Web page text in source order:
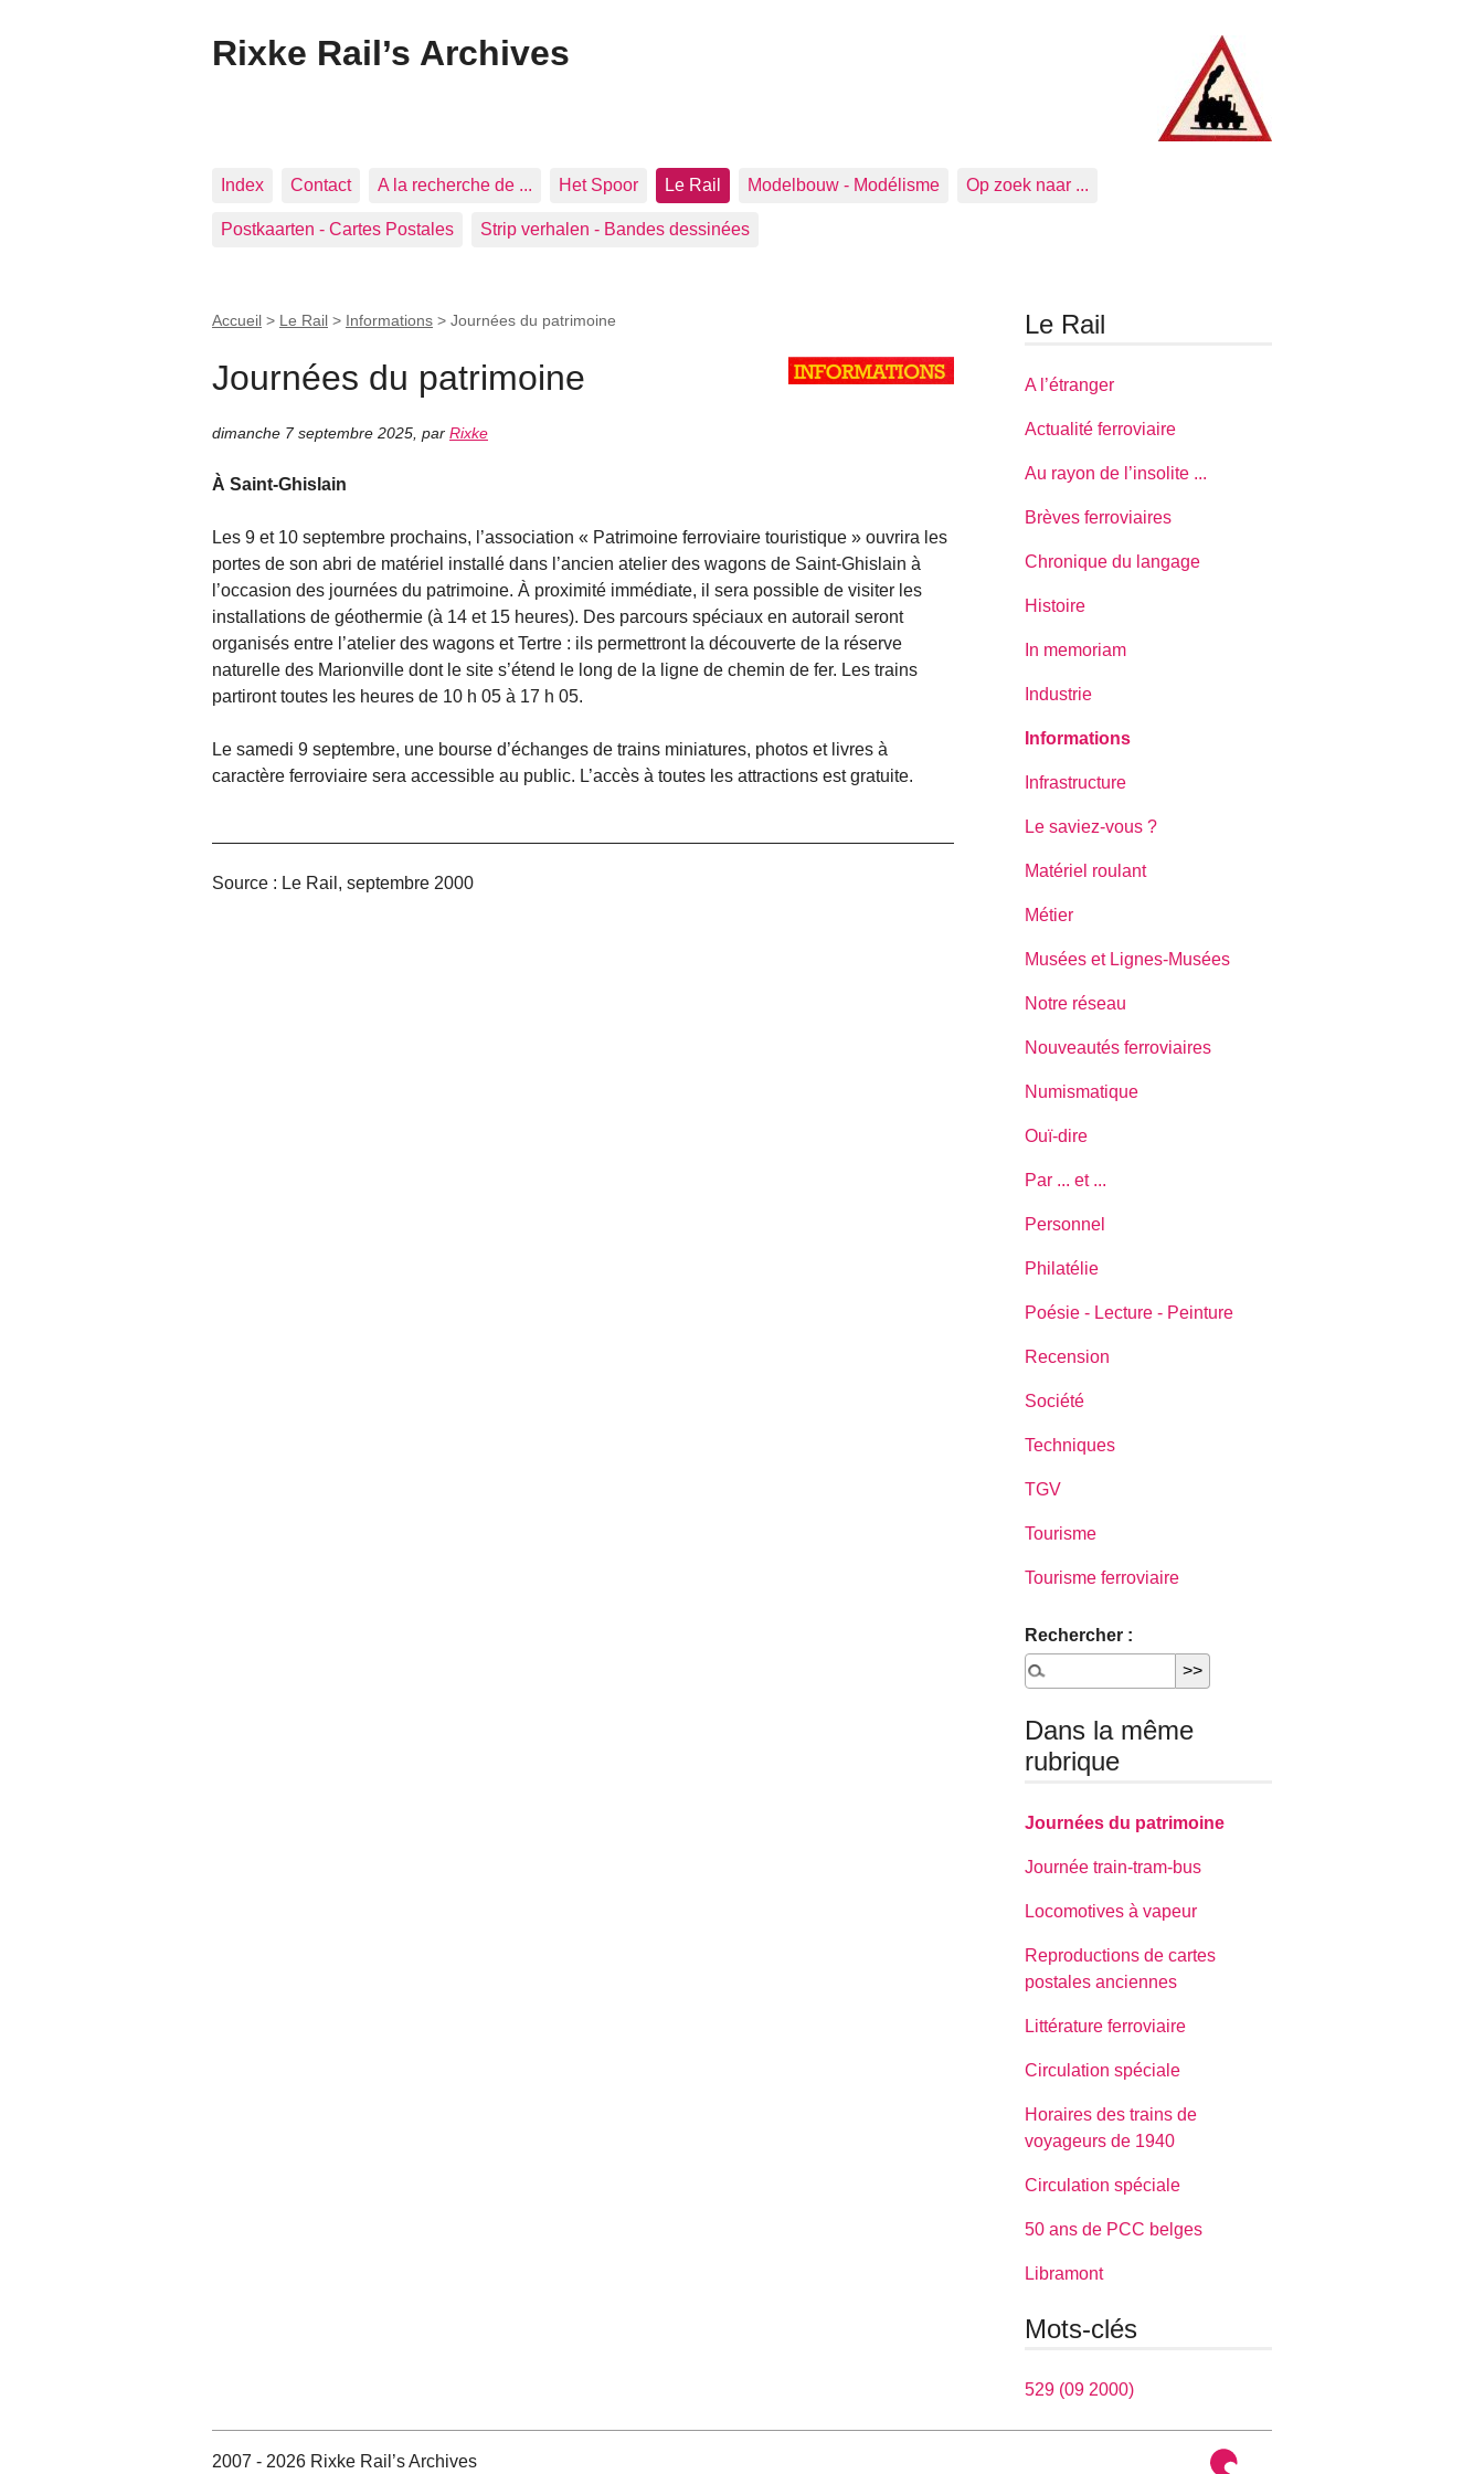
Rixke Rail’s Archives
Index Contact A la recherche de ... Het Spoor Le Rail Modelbouw - Modélisme Op zoek naar ...
Postkaarten - Cartes Postales Strip verhalen - Bandes dessinées
Accueil > Le Rail > Informations > Journées du patrimoine
Journées du patrimoine
dimanche 7 septembre 2025 par Rixke
À Saint-Ghislain
Les 9 et 10 septembre prochains, l’association « Patrimoine ferroviaire touristique » ouvrira les
portes de son abri de matériel installé dans l’ancien atelier des wagons de Saint-Ghislain à
l’occasion des journées du patrimoine. À proximité immédiate, il sera possible de visiter les
installations de géothermie (à 14 et 15 heures). Des parcours spéciaux en autorail seront
organisés entre l’atelier des wagons et Tertre : ils permettront la découverte de la réserve
naturelle des Marionville dont le site s’étend le long de la ligne de chemin de fer. Les trains
partiront toutes les heures de 10 h 05 à 17 h 05.
Le samedi 9 septembre, une bourse d’échanges de trains miniatures, photos et livres à
caractère ferroviaire sera accessible au public. L’accès à toutes les attractions est gratuite.
Source : Le Rail, septembre 2000
Le Rail
A l’étranger
Actualité ferroviaire
Au rayon de l’insolite ...
Brèves ferroviaires
Chronique du langage
Histoire
In memoriam
Industrie
Informations
Infrastructure
Le saviez-vous ?
Matériel roulant
Métier
Musées et Lignes-Musées
Notre réseau
Nouveautés ferroviaires
Numismatique
Ouï-dire
Par ... et ...
Personnel
Philatélie
Poésie - Lecture - Peinture
Recension
Société
Techniques
TGV
Tourisme
Tourisme ferroviaire
Rechercher :
Dans la même
rubrique
Journées du patrimoine
Journée train-tram-bus
Locomotives à vapeur
Reproductions de cartes
postales anciennes
Littérature ferroviaire
Circulation spéciale
Horaires des trains de
voyageurs de 1940
Circulation spéciale
50 ans de PCC belges
Libramont
Mots-clés
529 (09 2000)
2007 - 2026 Rixke Rail’s Archives